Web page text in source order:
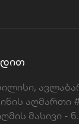
აღმართი
მასივი -